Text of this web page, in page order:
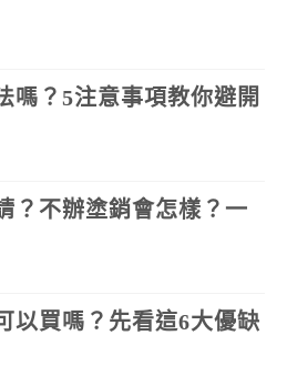
嗎？5注意事項教你避開
？不辦塗銷會怎樣？一
以買嗎？先看這6大優缺